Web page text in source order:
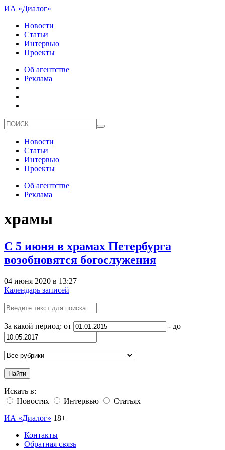
ИА «Диалог»
Новости
Статьи
Интервью
Проекты
Об агентстве
Реклама
Новости
Статьи
Интервью
Проекты
Об агентстве
Реклама
храмы
C 5 июня в храмах Петербурга
возобновятся богослужения
04 июня 2020 в 13:27
Календарь записей
За какой период: от - до
Найти
Искать в:
Новостях
Интервью
Статьях
ИА «Диалог» 18+
Контакты
Обратная связь